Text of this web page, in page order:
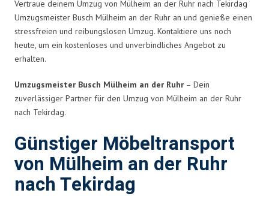
Vertraue deinem Umzug von Mülheim an der Ruhr nach Tekirdag
Umzugsmeister Busch Mülheim an der Ruhr an und genieße einen
stressfreien und reibungslosen Umzug. Kontaktiere uns noch
heute, um ein kostenloses und unverbindliches Angebot zu
erhalten.
Umzugsmeister Busch Mülheim an der Ruhr – Dein
zuverlässiger Partner für den Umzug von Mülheim an der Ruhr
nach Tekirdag.
Günstiger Möbeltransport
von Mülheim an der Ruhr
nach Tekirdag